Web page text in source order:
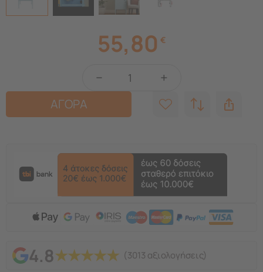
55,80 €
+
−
ΑΓΟΡΑ
4.8★★★★★ (3013 αξιολογήσεις)